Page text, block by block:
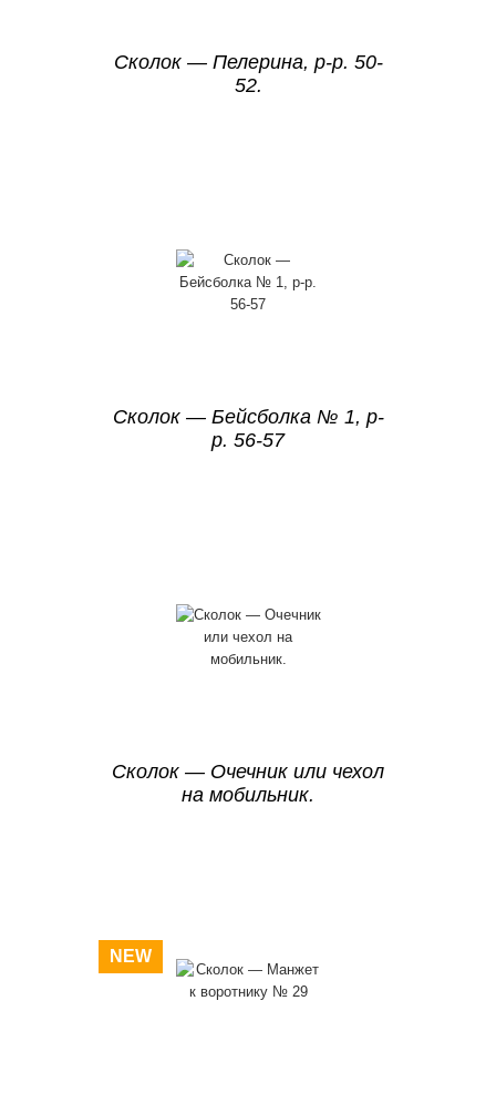
Сколок — Пелерина, р-р. 50-
52.
Сколок — Бейсболка № 1, р-
р. 56-57
Сколок — Очечник или чехол
на мобильник.
NEW